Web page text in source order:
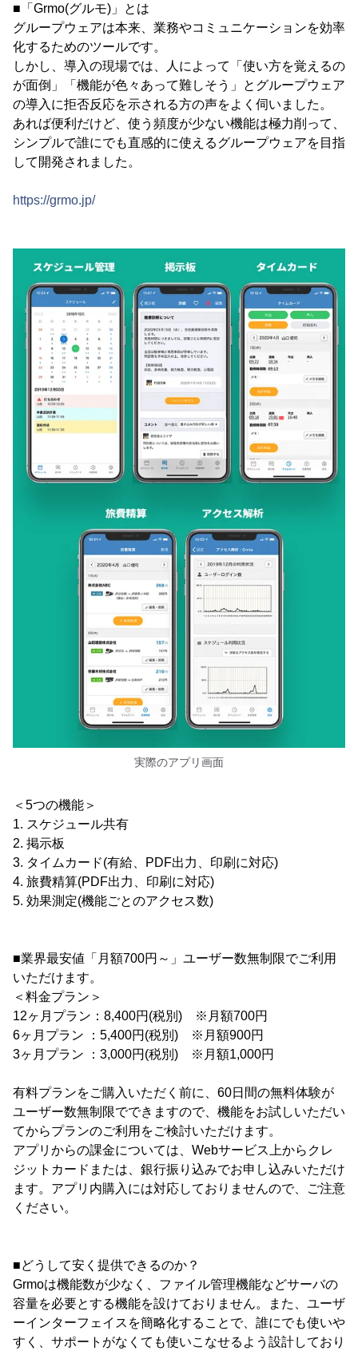
■「Grmo(グルモ)」とは
グループウェアは本来、業務やコミュニケーションを効率
化するためのツールです。
しかし、導入の現場では、人によって「使い方を覚えるの
が面倒」「機能が色々あって難しそう」とグループウェア
の導入に拒否反応を示される方の声をよく伺いました。
あれば便利だけど、使う頻度が少ない機能は極力削って、
シンプルで誰にでも直感的に使えるグループウェアを目指
して開発されました。
https://grmo.jp/
実際のアプリ画面
＜5つの機能＞
1. スケジュール共有
2. 掲示板
3. タイムカード(有給、PDF出力、印刷に対応)
4. 旅費精算(PDF出力、印刷に対応)
5. 効果測定(機能ごとのアクセス数)
■業界最安値「月額700円～」ユーザー数無制限でご利用
いただけます。
＜料金プラン＞
12ヶ月プラン：8,400円(税別) ※月額700円
6ヶ月プラン ：5,400円(税別) ※月額900円
3ヶ月プラン ：3,000円(税別) ※月額1,000円
有料プランをご購入いただく前に、60日間の無料体験が
ユーザー数無制限でできますので、機能をお試しいただい
てからプランのご利用をご検討いただけます。
アプリからの課金については、Webサービス上からクレ
ジットカードまたは、銀行振り込みでお申し込みいただけ
ます。アプリ内購入には対応しておりませんので、ご注意
ください。
■どうして安く提供できるのか？
Grmoは機能数が少なく、ファイル管理機能などサーバの
容量を必要とする機能を設けておりません。また、ユーザ
ーインターフェイスを簡略化することで、誰にでも使いや
すく、サポートがなくても使いこなせるよう設計しており